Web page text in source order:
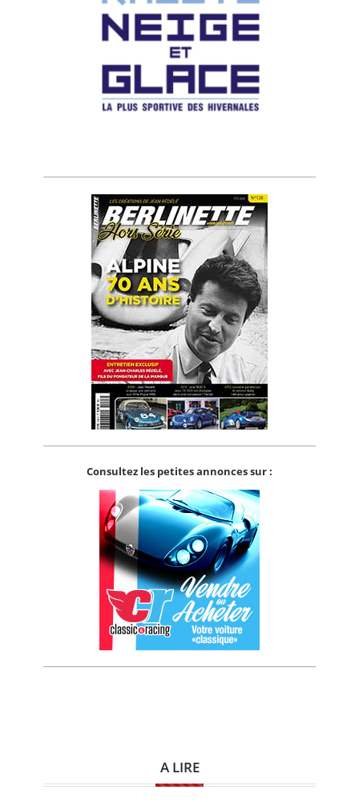
Consultez les petites annonces sur :
A LIRE